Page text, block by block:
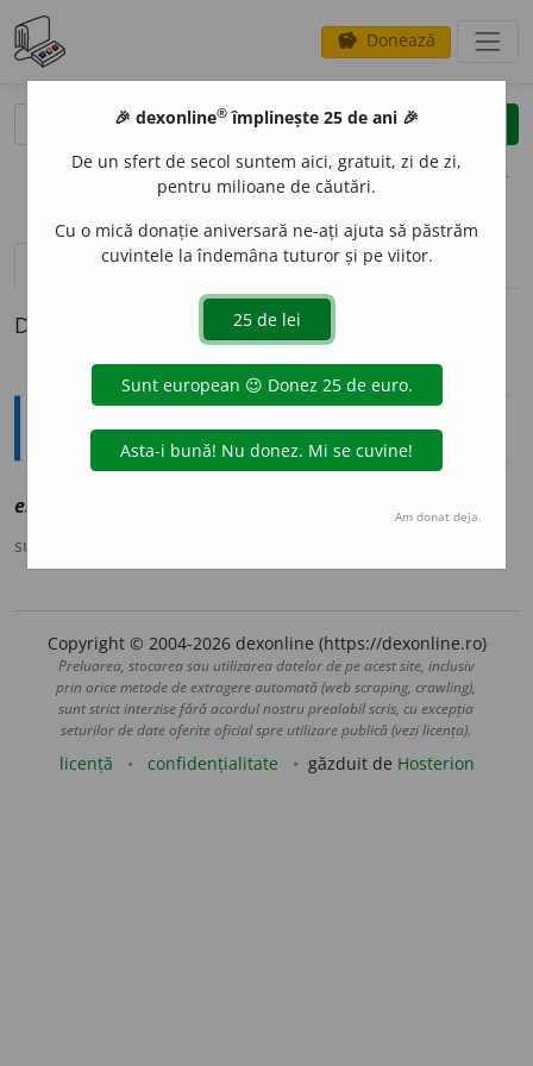
savings Donează
clear
opțiuni
definiții (1)
Definiția cu ID-ul 1091671:
Explicative DEX
espir
sursa:
Copyright © 2004-2026 dexonline (https://dexonline.ro)
Preluarea, stocarea sau utilizarea datelor de pe acest site, inclusiv
prin orice metode de extragere automată (web scraping, crawling),
sunt strict interzise fără acordul nostru prealabil scris, cu excepția
seturilor de date oferite oficial spre utilizare publică (vezi licența).
licență confidențialitate găzduit de Hosterion
🎉 dexonline® împlinește 25 de ani 🎉
De un sfert de secol suntem aici, gratuit, zi de zi,
pentru milioane de căutări.
Cu o mică donație aniversară ne-ați ajuta să păstrăm
cuvintele la îndemâna tuturor și pe viitor.
Am donat deja.